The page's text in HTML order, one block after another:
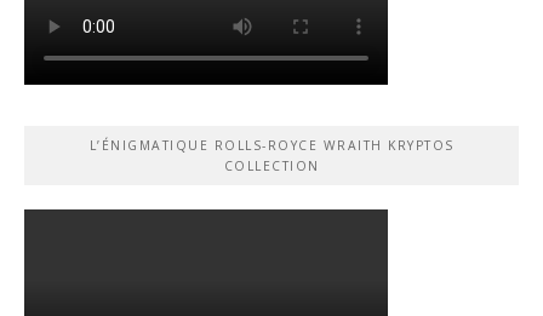
L’ÉNIGMATIQUE ROLLS-ROYCE WRAITH KRYPTOS
COLLECTION